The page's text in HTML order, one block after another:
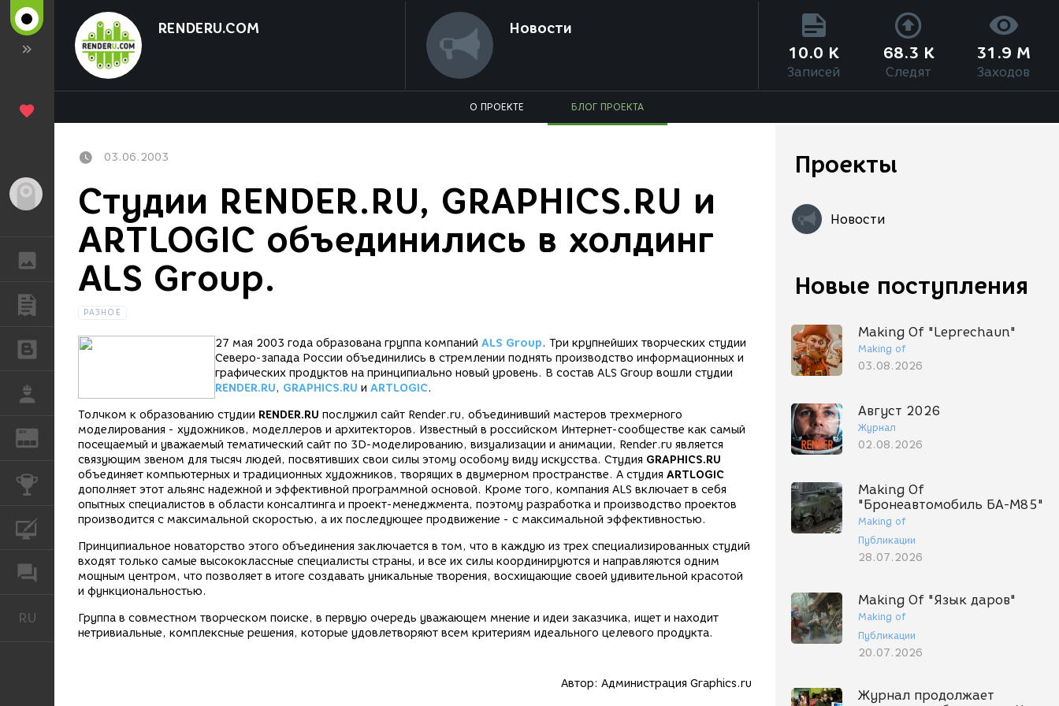
Гость
БЛОГИ
REN ЖУРНАЛ
КОНКУРСЫ
КУРСЫ
ФОРУМ
RU Русский
RENDERU.COM Новости
10.0 K
Записей
68.3 K
Следят
31.9 M
Заходов
О ПРОЕКТЕ БЛОГ ПРОЕКТА
Проекты
Новости
Новые поступления
Making Of "Leprechaun"
Making of
03.08.2026
Август 2026
Журнал
02.08.2026
Making Of
"Бронеавтомобиль БА-М85"
Making of
Публикации
28.07.2026
Making Of "Язык даров"
Making of
Публикации
20.07.2026
Журнал продолжает
03.06.2003
Студии RENDER.RU, GRAPHICS.RU и
ARTLOGIC объединились в холдинг
ALS Group.
РАЗНОЕ
27 мая 2003 года образована группа компаний ALS Group. Три крупнейших творческих студии
Северо-запада России объединились в стремлении поднять производство информационных и
графических продуктов на принципиально новый уровень. В состав ALS Group вошли студии
RENDER.RU, GRAPHICS.RU и ARTLOGIC.
Толчком к образованию студии RENDER.RU послужил сайт Render.ru, объединивший мастеров трехмерного
моделирования - художников, моделлеров и архитекторов. Известный в российском Интернет-сообществе как самый
посещаемый и уважаемый тематический сайт по 3D-моделированию, визуализации и анимации, Render.ru является
связующим звеном для тысяч людей, посвятивших свои силы этому особому виду искусства. Студия GRAPHICS.RU
объединяет компьютерных и традиционных художников, творящих в двумерном пространстве. А студия ARTLOGIC
дополняет этот альянс надежной и эффективной программной основой. Кроме того, компания ALS включает в себя
опытных специалистов в области консалтинга и проект-менеджмента, поэтому разработка и производство проектов
производится с максимальной скоростью, а их последующее продвижение - с максимальной эффективностью.
Принципиальное новаторство этого объединения заключается в том, что в каждую из трех специализированных студий
входят только самые высококлассные специалисты страны, и все их силы координируются и направляются одним
мощным центром, что позволяет в итоге создавать уникальные творения, восхищающие своей удивительной красотой
и функциональностью.
Группа в совместном творческом поиске, в первую очередь уважающем мнение и идеи заказчика, ищет и находит
нетривиальные, комплексные решения, которые удовлетворяют всем критериям идеального целевого продукта.
Автор: Администрация Graphics.ru